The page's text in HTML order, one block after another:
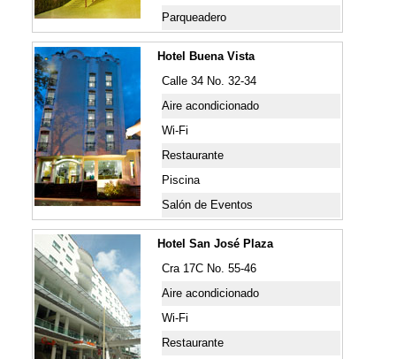
Parqueadero
Hotel Buena Vista
Calle 34 No. 32-34
Aire acondicionado
Wi-Fi
Restaurante
Piscina
Salón de Eventos
Hotel San José Plaza
Cra 17C No. 55-46
Aire acondicionado
Wi-Fi
Restaurante